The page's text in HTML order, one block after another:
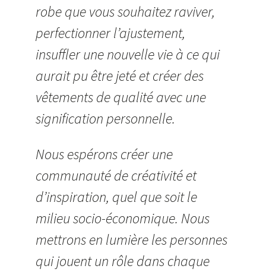
robe que vous souhaitez raviver,
perfectionner l’ajustement,
insuffler une nouvelle vie à ce qui
aurait pu être jeté et créer des
vêtements de qualité avec une
signification personnelle.
Nous espérons créer une
communauté de créativité et
d’inspiration, quel que soit le
milieu socio-économique. Nous
mettrons en lumière les personnes
qui jouent un rôle dans chaque